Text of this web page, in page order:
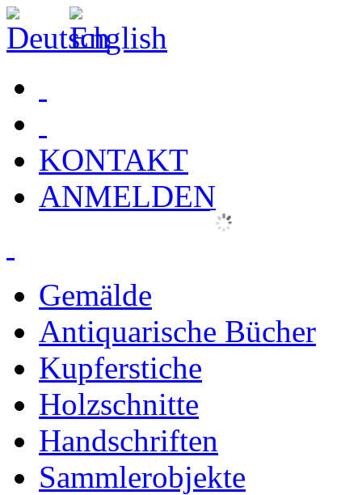
KONTAKT
ANMELDEN
Gemälde
Antiquarische Bücher
Kupferstiche
Holzschnitte
Handschriften
Sammlerobjekte